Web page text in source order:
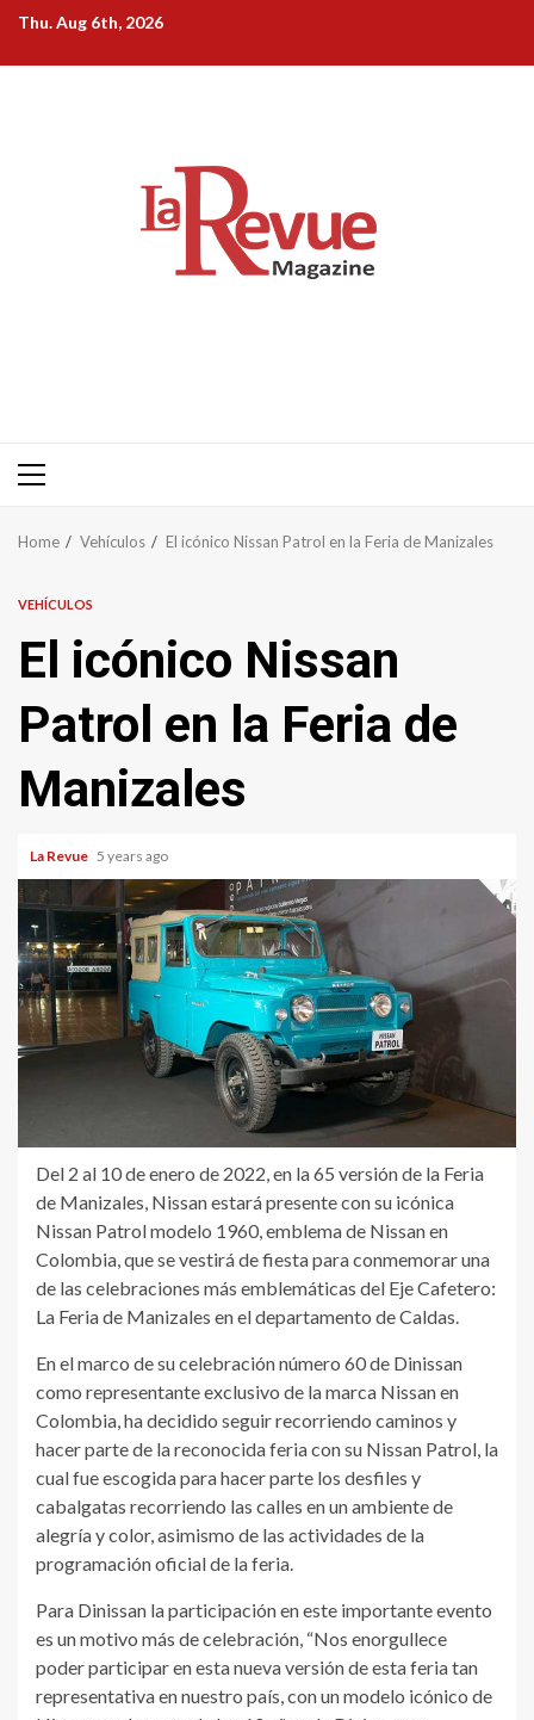
Skip
content
Thu. Aug 6th, 2026
Primary
Home Vehículos El icónico Nissan Patrol en la Feria de Manizales
VEHÍCULOS
El icónico Nissan
Patrol en la Feria de
Manizales
La Revue 5 years ago
Del 2 al 10 de enero de 2022, en la 65 versión de la Feria
de Manizales, Nissan estará presente con su icónica
Nissan Patrol modelo 1960, emblema de Nissan en
Colombia, que se vestirá de fiesta para conmemorar una
de las celebraciones más emblemáticas del Eje Cafetero:
La Feria de Manizales en el departamento de Caldas.
En el marco de su celebración número 60 de Dinissan
como representante exclusivo de la marca Nissan en
Colombia, ha decidido seguir recorriendo caminos y
hacer parte de la reconocida feria con su Nissan Patrol, la
cual fue escogida para hacer parte los desfiles y
cabalgatas recorriendo las calles en un ambiente de
alegría y color, asimismo de las actividades de la
programación oficial de la feria.
Para Dinissan la participación en este importante evento
es un motivo más de celebración, “Nos enorgullece
poder participar en esta nueva versión de esta feria tan
representativa en nuestro país, con un modelo icónico de